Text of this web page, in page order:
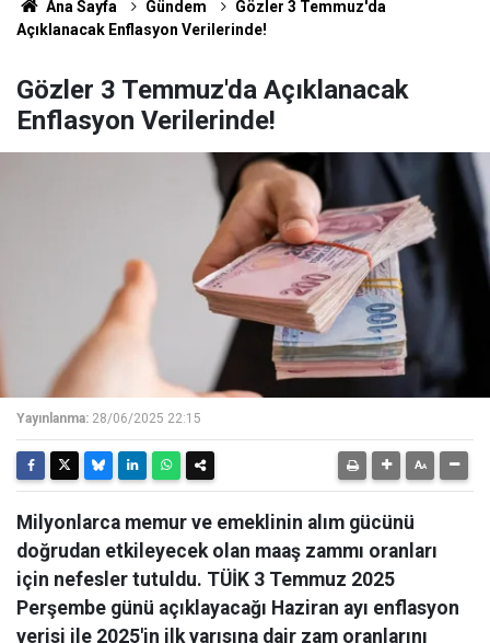
Ana Sayfa Gündem
Gözler 3 Temmuz'da
Açıklanacak Enflasyon Verilerinde!
Gözler 3 Temmuz'da Açıklanacak
Enflasyon Verilerinde!
Yayınlanma: 28/06/2025 22:15
Milyonlarca memur ve emeklinin alım gücünü
doğrudan etkileyecek olan maaş zammı oranları
için nefesler tutuldu. TÜİK 3 Temmuz 2025
Perşembe günü açıklayacağı Haziran ayı enflasyon
verisi ile 2025'in ilk yarısına dair zam oranlarını